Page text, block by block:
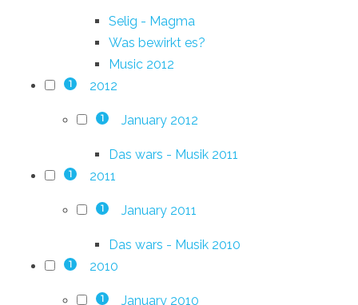
Selig - Magma
Was bewirkt es?
Music 2012
1 2012
1 January 2012
Das wars - Musik 2011
1 2011
1 January 2011
Das wars - Musik 2010
1 2010
1 January 2010